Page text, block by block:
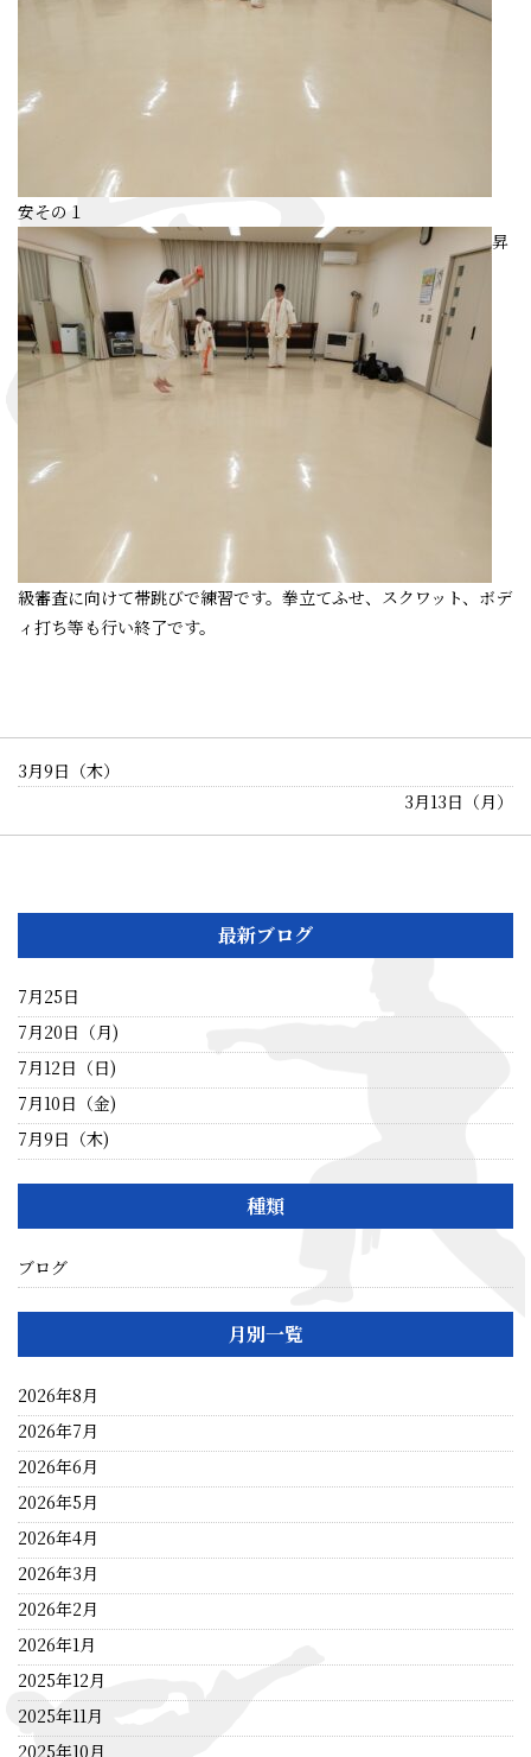
安その１
昇
級審査に向けて帯跳びで練習です。拳立てふせ、スクワット、ボデ
ィ打ち等も行い終了です。
3月9日（木）
3月13日（月）
最新ブログ
7月25日
7月20日（月)
7月12日（日)
7月10日（金)
7月9日（木)
種類
ブログ
月別一覧
2026年8月
2026年7月
2026年6月
2026年5月
2026年4月
2026年3月
2026年2月
2026年1月
2025年12月
2025年11月
2025年10月